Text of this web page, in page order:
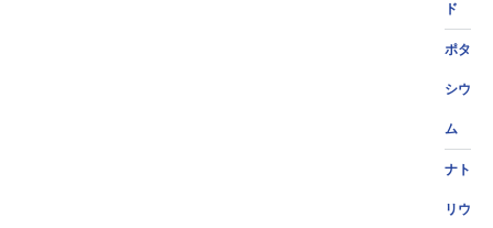
ド
ポタ
シウ
ム
ナト
リウ